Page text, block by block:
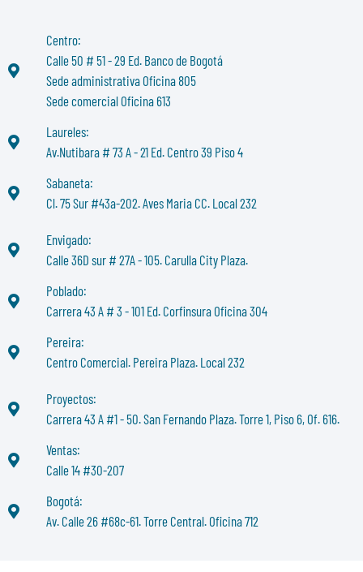
Centro:
Calle 50 # 51 - 29 Ed. Banco de Bogotá
Sede administrativa Oficina 805
Sede comercial Oficina 613
Laureles:
Av.Nutibara # 73 A - 21 Ed. Centro 39 Piso 4
Sabaneta:
Cl. 75 Sur #43a-202. Aves Maria CC. Local 232
Envigado:
Calle 36D sur # 27A - 105. Carulla City Plaza.
Poblado:
Carrera 43 A # 3 - 101 Ed. Corfinsura Oficina 304
Pereira:
Centro Comercial. Pereira Plaza. Local 232
Proyectos:
Carrera 43 A #1 - 50. San Fernando Plaza. Torre 1, Piso 6, Of. 616.
Ventas:
Calle 14 #30-207
Bogotá:
Av. Calle 26 #68c-61. Torre Central. Oficina 712